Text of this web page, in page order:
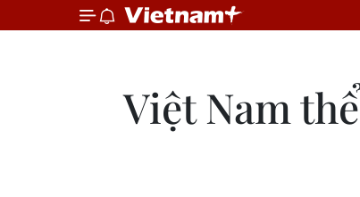
Việt Nam